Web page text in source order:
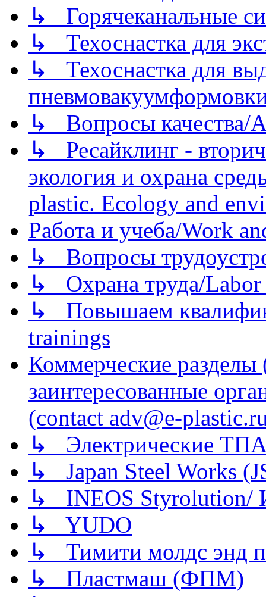
↳ Горячеканальные
↳ Техоснастка для
↳ Техоснастка для
↳ Вопросы качества/
↳ Ресайклинг -
экология и охрана
plastic. Ecology and
Работа и учеба/Work
↳ Вопросы
↳ Охрана труда/Labor
↳ Повышаем
trainings
Коммерческие
заинтересованные
(contact adv@e-
↳ Электрические
↳ Japan Steel Works
↳ INEOS
↳ YUDO
↳ Тимити молдс энд
↳ Пластмаш (ФПМ)